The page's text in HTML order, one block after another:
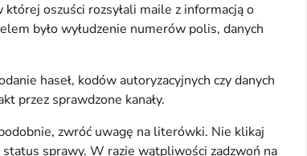
oszuści rozsyłali maile z informacją o
było wyłudzenie numerów polis, danych
haseł, kodów autoryzacyjnych czy danych
przez sprawdzone kanały.
zwróć uwagę na literówki. Nie klikaj
sprawy. W razie wątpliwości zadzwoń na